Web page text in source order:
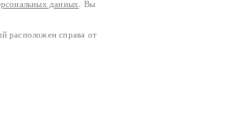
данных
. Вы
расположен справа от